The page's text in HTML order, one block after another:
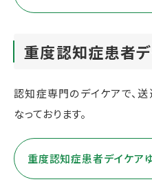
重度認知症患者
認知症専門のデイケアで、
なっております。
重度認知症患者デイケア